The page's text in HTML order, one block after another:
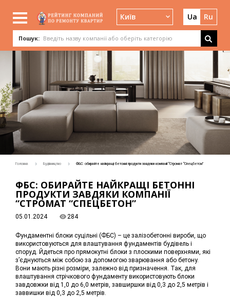
Київ Ua Ru
Пошук:
Головна Будівництво ФБС: обирайте найкращі бетонні продукти завдяки компанії “Стромат “Спецбетон”
ФБС: ОБИРАЙТЕ НАЙКРАЩІ БЕТОННІ
ПРОДУКТИ ЗАВДЯКИ КОМПАНІЇ
“СТРОМАТ “СПЕЦБЕТОН”
05.01.2024 284
Фундаментні блоки суцільні (ФБС) – це залізобетонні вироби, що
використовуються для влаштування фундаментів будівель і
споруд. Йдеться про прямокутні блоки з плоскими поверхнями, які
з’єднуються між собою за допомогою зварювання або бетону.
Вони мають різні розміри, залежно від призначення. Так, для
влаштування стрічкового фундаменту використовують блоки
завдовжки від 1,0 до 6,0 метрів, завширшки від 0,3 до 2,5 метрів і
заввишки від 0,3 до 2,5 метрів.